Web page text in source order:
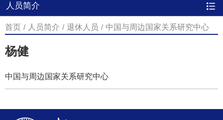
人员简介
首页 / 人员简介 / 退休人员 / 中国与周边国家关系研究中心
杨健
中国与周边国家关系研究中心